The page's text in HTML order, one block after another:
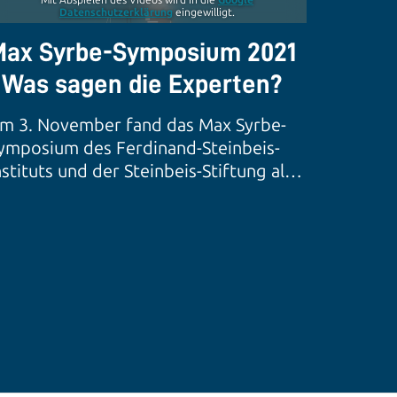
Datenschutzerklärung eingewilligt.
Syrbe-Symposium 2021
| Was sagen die Experten?
3. November fand das Max Syrbe-
des Ferdinand-Steinbeis-
und der Steinbeis-Stiftung als